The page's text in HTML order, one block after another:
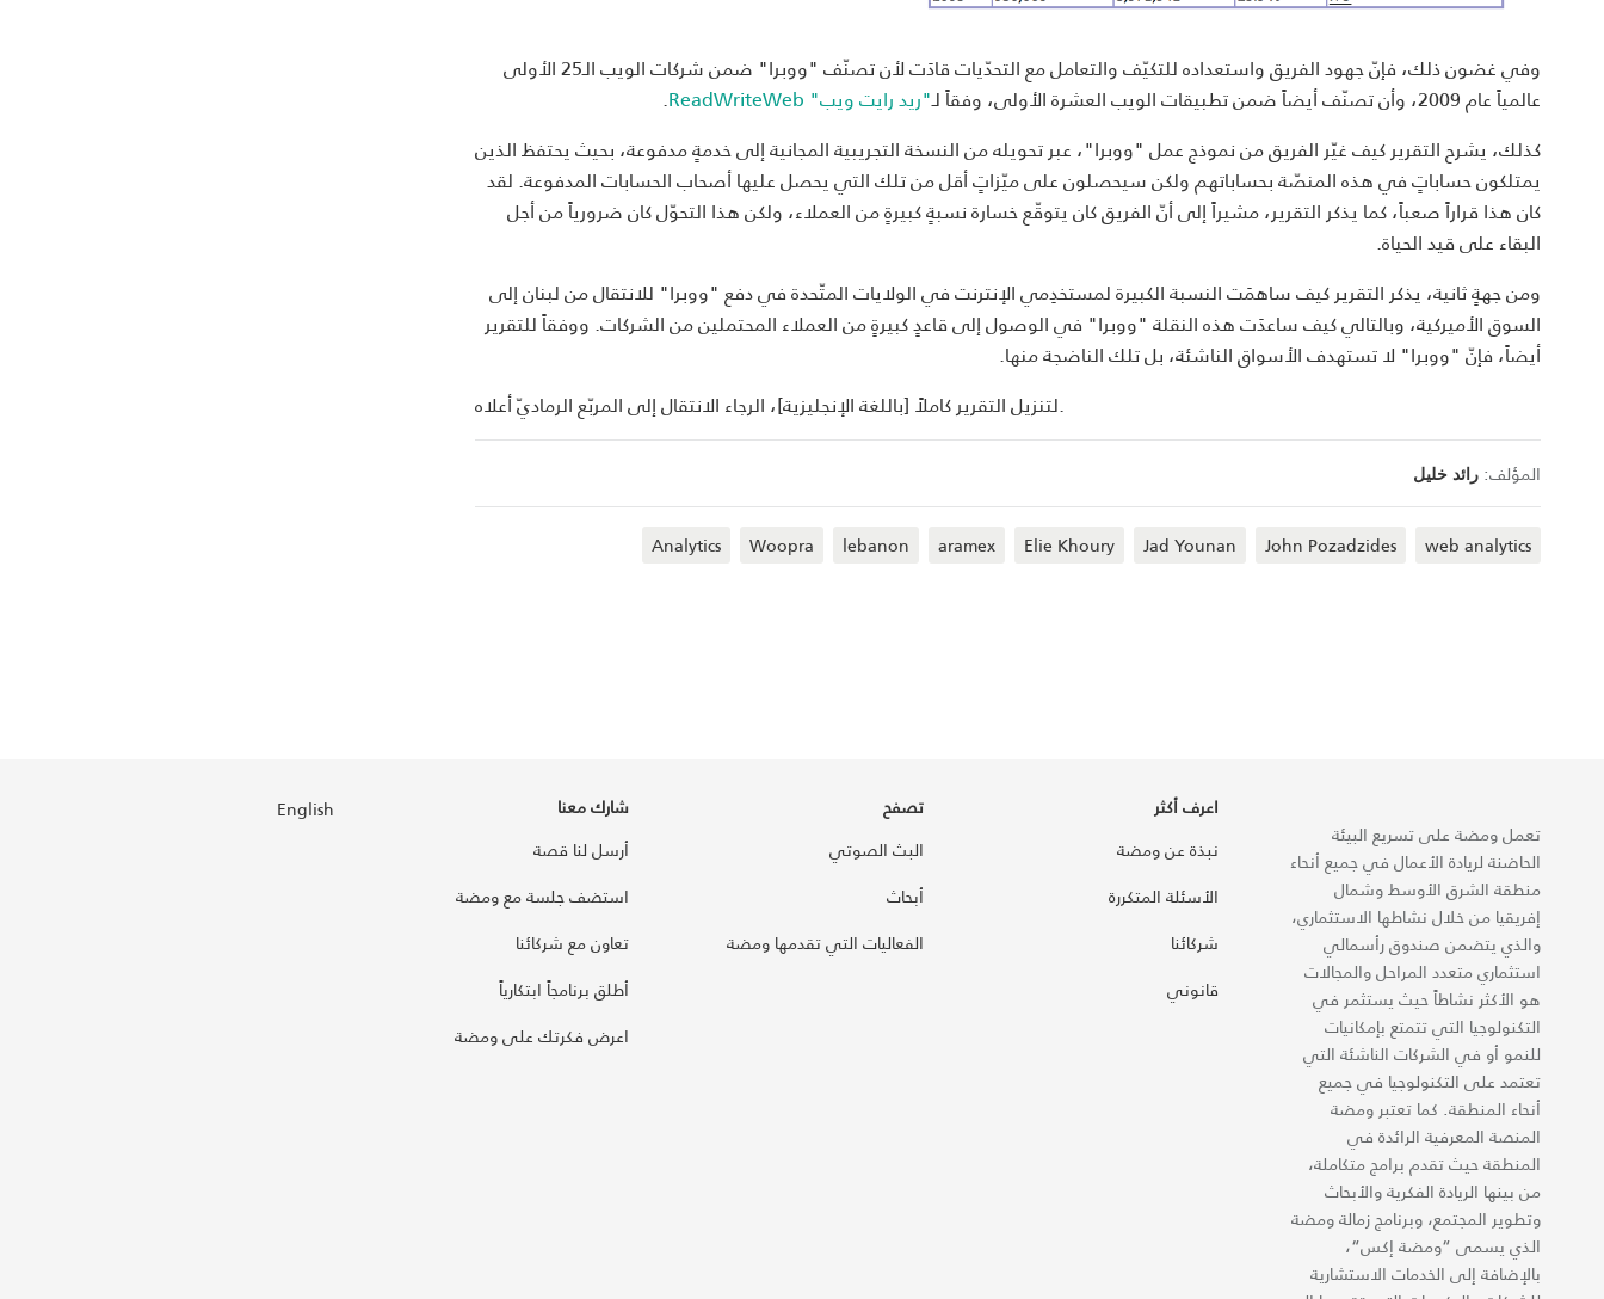
وفي غضون ذلك، فإنّ جهود الفريق واستعداده للتكيّف والتعامل مع التحدّيات قادَت لأن تصنّف "ووبرا" ضمن شركات الويب الـ25 الأولى
عالمياً عام 2009، وأن تصنّف أيضاً ضمن تطبيقات الويب العشرة الأولى، وفقاً لـ
"ريد رايت ويب" ReadWriteWeb
.
كذلك، يشرح التقرير كيف غيّر الفريق من نموذج عمل "ووبرا"، عبر تحويله من النسخة التجريبية المجانية إلى خدمةٍ مدفوعة، بحيث يحتفظ الذين
يمتلكون حساباتٍ في هذه المنصّة بحساباتهم ولكن سيحصلون على ميّزاتٍ أقل من تلك التي يحصل عليها أصحاب الحسابات المدفوعة. لقد
كان هذا قراراً صعباً، كما يذكر التقرير، مشيراً إلى أنّ الفريق كان يتوقّع خسارة نسبةٍ كبيرةٍ من العملاء، ولكن هذا التحوّل كان ضرورياً من أجل
البقاء على قيد الحياة.
ومن جهةٍ ثانية، يذكر التقرير كيف ساهمَت النسبة الكبيرة لمستخدِمي الإنترنت في الولايات المتّحدة في دفع "ووبرا" للانتقال من لبنان إلى
السوق الأميركية، وبالتالي كيف ساعدَت هذه النقلة "ووبرا" في الوصول إلى قاعدٍ كبيرةٍ من العملاء المحتملين من الشركات. ووفقاً للتقرير
أيضاً، فإنّ "ووبرا" لا تستهدف الأسواق الناشئة، بل تلك الناضجة منها.
لتنزيل التقرير كاملاً [باللغة الإنجليزية]، الرجاء الانتقال إلى المربّع الرماديّ أعلاه.
المؤلف: رائد خليل
web analytics
John Pozadzides
Jad Younan
Elie Khoury
aramex
lebanon
Woopra
Analytics
تعمل ومضة على تسريع البيئة
الحاضنة لريادة الأعمال في جميع أنحاء
منطقة الشرق الأوسط وشمال
إفريقيا من خلال نشاطها الاستثماري،
والذي يتضمن صندوق رأسمالي
استثماري متعدد المراحل والمجالات
هو الأكثر نشاطاً حيث يستثمر في
التكنولوجيا التي تتمتع بإمكانيات
للنمو أو في الشركات الناشئة التي
تعتمد على التكنولوجيا في جميع
أنحاء المنطقة. كما تعتبر ومضة
المنصة المعرفية الرائدة في
المنطقة حيث تقدم برامج متكاملة،
من بينها الريادة الفكرية والأبحاث
وتطوير المجتمع، وبرنامج زمالة ومضة
الذي يسمى “ومضة إكس“،
بالإضافة إلى الخدمات الاستشارية
اعرف أكثر
نبذة عن ومضة
الأسئلة المتكررة
شركائنا
قانوني
تصفح
البث الصوتي
أبحاث
الفعاليات التي تقدمها ومضة
شارك معنا
أرسل لنا قصة
استضف جلسة مع ومضة
تعاون مع شركائنا
أطلق برنامجاً ابتكارياً
اعرض فكرتك على ومضة
English